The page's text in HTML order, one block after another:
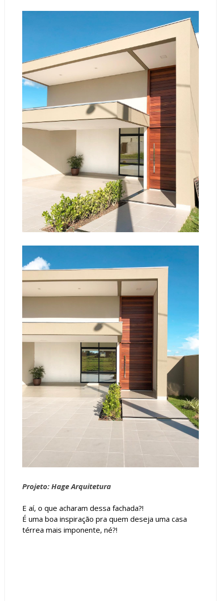
Projeto: Hage Arquitetura
E aí, o que acharam dessa fachada?!
É uma boa inspiração pra quem deseja uma casa
térrea mais imponente, né?!